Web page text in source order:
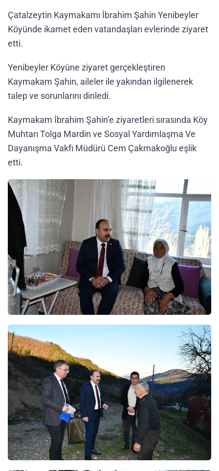
Çatalzeytin Kaymakamı İbrahim Şahin Yenibeyler
Köyünde ikamet eden vatandaşları evlerinde ziyaret
etti.
Yenibeyler Köyüne ziyaret gerçekleştiren
Kaymakam Şahin, aileler ile yakından ilgilenerek
talep ve sorunlarını dinledi.
Kaymakam İbrahim Şahin’e ziyaretleri sırasında Köy
Muhtarı Tolga Mardin ve Sosyal Yardımlaşma Ve
Dayanışma Vakfı Müdürü Cem Çakmakoğlu eşlik
etti.